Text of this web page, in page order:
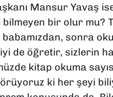
Mansur Yavaş
bilmeyen bir olur mu?
sonra
de öğretir, sizlerin
kitap okuma
ki her şeyi